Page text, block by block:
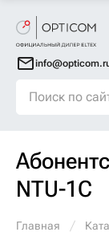
NTU-1C
Главная